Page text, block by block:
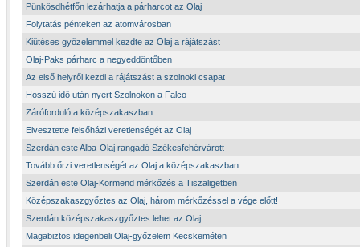
Pünkösdhétfőn lezárhatja a párharcot az Olaj
Folytatás pénteken az atomvárosban
Kiütéses győzelemmel kezdte az Olaj a rájátszást
Olaj-Paks párharc a negyeddöntőben
Az első helyről kezdi a rájátszást a szolnoki csapat
Hosszú idő után nyert Szolnokon a Falco
Záróforduló a középszakaszban
Elvesztette felsőházi veretlenségét az Olaj
Szerdán este Alba-Olaj rangadó Székesfehérvárott
Tovább őrzi veretlenségét az Olaj a középszakaszban
Szerdán este Olaj-Körmend mérkőzés a Tiszaligetben
Középszakaszgyőztes az Olaj, három mérkőzéssel a vége előtt!
Szerdán középszakaszgyőztes lehet az Olaj
Magabiztos idegenbeli Olaj-győzelem Kecskeméten